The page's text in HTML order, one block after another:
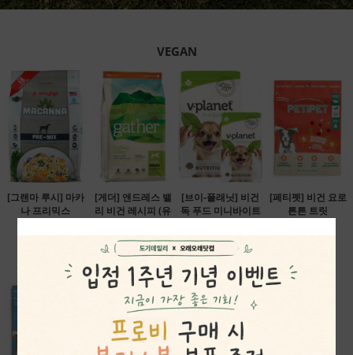
VEGAN
[그랜마 루시] 마카
나 프리믹스
[게더] 앤드레스 밸
리 비건 레시피 (유
58,400원
[브이-플래닛] 비건
독 푸드 미니바이트
39,900원
[페티펫] 비건 요로
튼튼 트릿